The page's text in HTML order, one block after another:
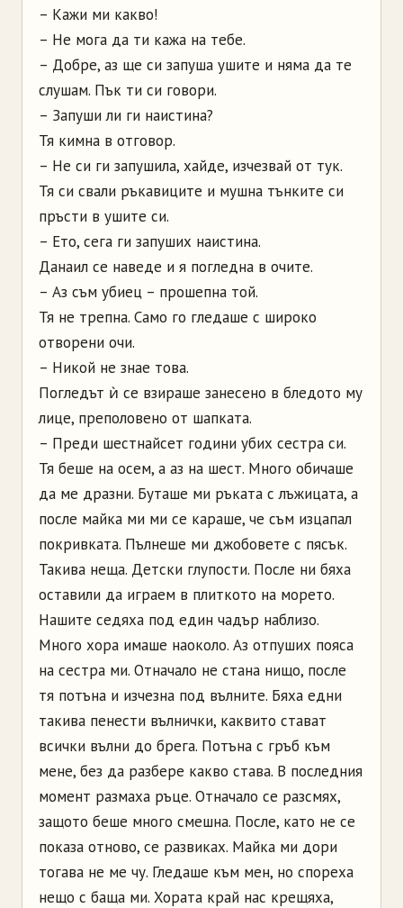
– Кажи ми какво!
– Не мога да ти кажа на тебе.
– Добре, аз ще си запуша ушите и няма да те
слушам. Пък ти си говори.
– Запуши ли ги наистина?
Тя кимна в отговор.
– Не си ги запушила, хайде, изчезвай от тук.
Тя си свали ръкавиците и мушна тънките си
пръсти в ушите си.
– Ето, сега ги запуших наистина.
Данаил се наведе и я погледна в очите.
– Аз съм убиец – прошепна той.
Тя не трепна. Само го гледаше с широко
отворени очи.
– Никой не знае това.
Погледът ѝ се взираше занесено в бледото му
лице, преполовено от шапката.
– Преди шестнайсет години убих сестра си.
Тя беше на осем, а аз на шест. Много обичаше
да ме дразни. Буташе ми ръката с лъжицата, а
после майка ми ми се караше, че съм изцапал
покривката. Пълнеше ми джобовете с пясък.
Такива неща. Детски глупости. После ни бяха
оставили да играем в плиткото на морето.
Нашите седяха под един чадър наблизо.
Много хора имаше наоколо. Аз отпуших пояса
на сестра ми. Отначало не стана нищо, после
тя потъна и изчезна под вълните. Бяха едни
такива пенести вълнички, каквито стават
всички вълни до брега. Потъна с гръб към
мене, без да разбере какво става. В последния
момент размаха ръце. Отначало се разсмях,
защото беше много смешна. После, като не се
показа отново, се развиках. Майка ми дори
тогава не ме чу. Гледаше към мен, но спореха
нещо с баща ми. Хората край нас крещяха,